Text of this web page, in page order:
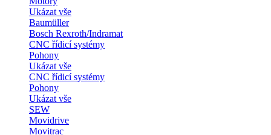
Ukázat vše
Baumüller
Bosch Rexroth/Indramat
CNC řídicí systémy
Pohony
Ukázat vše
CNC řídicí systémy
Pohony
Ukázat vše
SEW
Movidrive
Movitrac